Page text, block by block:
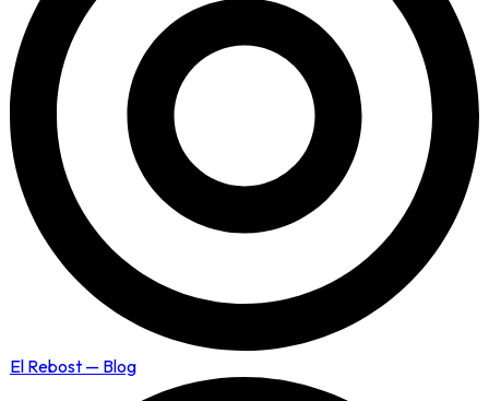
El Rebost — Blog